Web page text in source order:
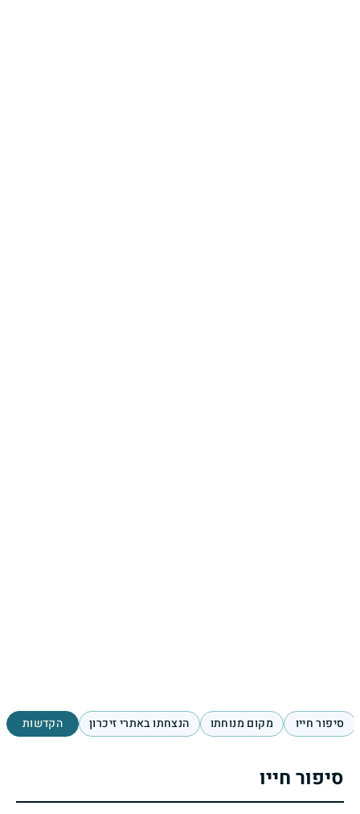
סיפור חייו מקום מנוחתו הנצחתו באתרי זיכרון הקדשות
סיפור חייו